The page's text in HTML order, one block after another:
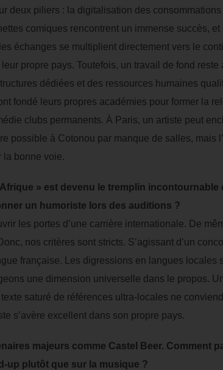
deux piliers : la digitalisation des
comiques rencontrent un immense succès,
échanges se multiplient directement vers le
propre pays. Toutefois, un travail de fond
dédiées et des ressources humaines
fondé leurs propres académies pour former la
clubs permanents. À Paris, un artiste peut
possible à Cotonou par manque de salles, mais
la bonne voie.
» est devenu le tremplin
un humoriste lors des auditions ?
les portes d’une carrière internationale. De
nos critères sont stricts. S’agissant d’un
française. Les digressions en langues locales
une dimension universelle dans le propos.
saturé de références ultra-locales ne
s’avère excellent dans son propre pays.
majeurs comme Castel Beer. Comment
up plutôt que sur la musique ?